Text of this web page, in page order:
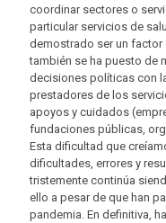
coordinar sectores o
particular servicios de
demostrado ser un factor
también se ha puesto de
decisiones políticas con
prestadores de los
apoyos y cuidados
fundaciones públicas,
Esta dificultad que
dificultades, errores y
tristemente continúa
ello a pesar de que han
pandemia. En definitiva,